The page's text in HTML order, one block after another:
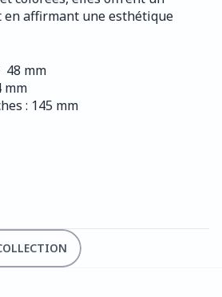
affirmant une esthétique
48 mm
mm
: 145 mm